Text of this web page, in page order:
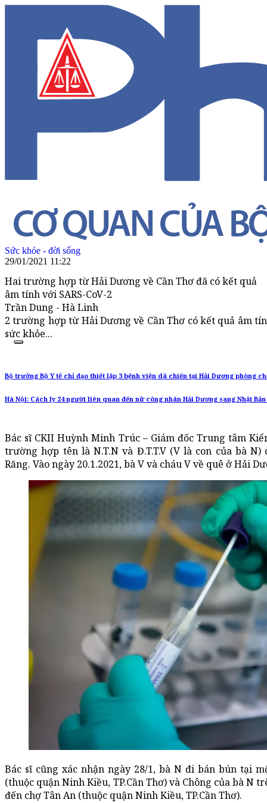
Sức khỏe - đời sống
29/01/2021 11:22
Hai trường hợp từ Hải Dương về Cần Thơ đã có kết quả
âm tính với SARS-CoV-2
Trần Dung - Hà Linh
2 trường hợp từ Hải Dương về Cần Thơ có kết quả âm
sức khỏe...
Bộ trưởng Bộ Y tế chỉ đạo thiết lập 3 bệnh viện dã chiến tại Hải Dương phòng
Hà Nội: Cách ly 24 người liên quan đến nữ công nhân Hải Dương sang Nhật Bản
Bác sĩ CKII Huỳnh Minh Trúc – Giám đốc Trung tâm
trường hợp tên là N.T.N và Đ.T.T.V (V là con của bà
Răng. Vào ngày 20.1.2021, bà V và cháu V về quê ở Hải
Bác sĩ cũng xác nhận ngày 28/1, bà N đi bán bún tại
(thuộc quận Ninh Kiều, TP.Cần Thơ) và Chông của bà N
đến chợ Tân An (thuộc quận Ninh Kiều, TP.Cần Thơ).